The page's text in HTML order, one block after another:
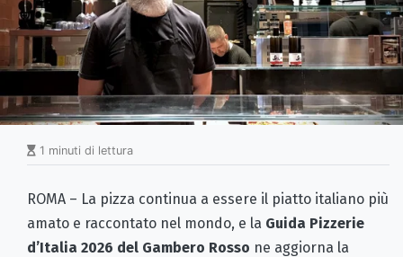
1 minuti di lettura
ROMA – La pizza continua a essere il piatto italiano più
amato e raccontato nel mondo, e la Guida Pizzerie
d’Italia 2026 del Gambero Rosso ne aggiorna la